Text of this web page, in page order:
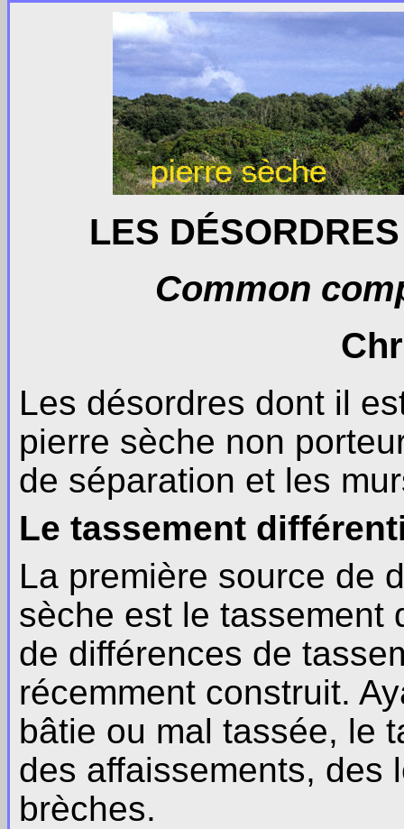
LES
Common
Les désordres dont il
pierre sèche non
de séparation et les
Le tassement
La première source de
sèche est le tassement
de différences de
récemment construit.
bâtie ou mal tassée, le
des affaissements, des
brèches.